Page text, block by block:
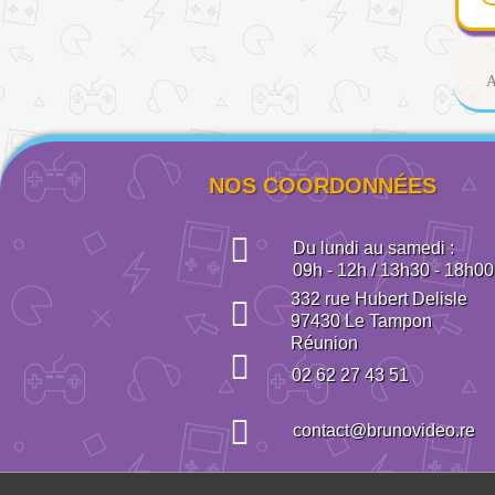
NOS COORDONNÉES
Du lundi au samedi :
09h - 12h / 13h30 - 18h00
332 rue Hubert Delisle
97430Le Tampon
Réunion
02 62 27 43 51
contact@brunovideo.re